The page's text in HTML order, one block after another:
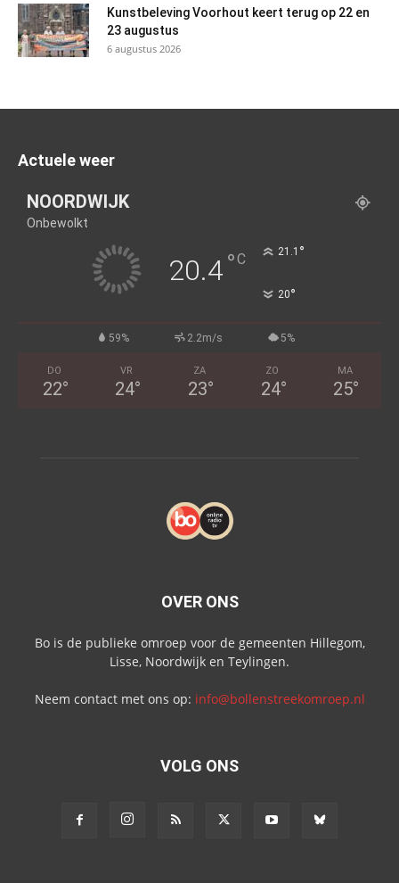
Kunstbeleving Voorhout keert terug op 22 en
23 augustus
6 augustus 2026
Actuele weer
NOORDWIJK
Onbewolkt
20.4°C 21.1 °
20°
59% 2.2m/s 5%
DO
22°
VR
24°
ZA
23°
ZO
24°
MA
25°
OVER ONS
Bo is de publieke omroep voor de gemeenten Hillegom,
Lisse, Noordwijk en Teylingen.
Neem contact met ons op: info@bollenstreekomroep.nl
VOLG ONS